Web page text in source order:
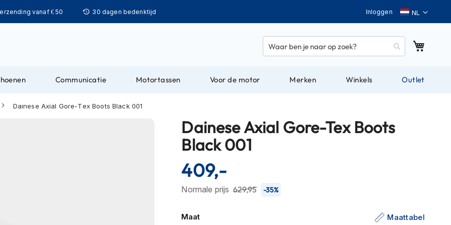
vanaf € 50 30 dagen bedenktijd Taal
Inloggen
Communicatie Motortassen Voor de motor Merken Winkels Outlet
Dainese Axial Gore-Tex Boots Black 001
Dainese Axial Gore-Tex Boots
Black 001
Normale prijs 629,95 -35%
409,-
Maat Maattabel